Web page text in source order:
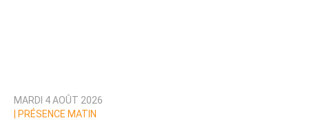
MARDI 4 AOÛT 2026
PRÉSENCE MATIN